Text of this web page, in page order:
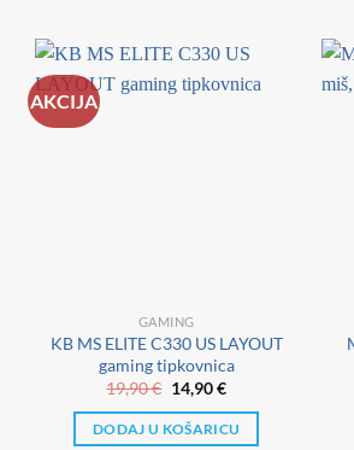
AKCIJA
GAMING
KB MS ELITE C330 US LAYOUT
gaming tipkovnica
19,90€ Izvorna
cijena
bila
je:
14,90€Trenutna
je:
14,90 €.
DODAJ U KOŠARICU